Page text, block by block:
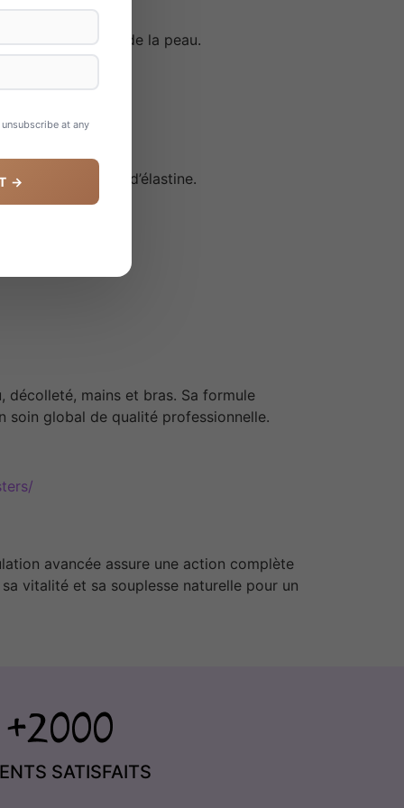
:
et la résilience de la peau.
de collagène et d’élastine.
décolleté, mains et bras. Sa formule
global de qualité professionnelle.
avancée assure une action complète
vitalité et sa souplesse naturelle pour un
SATISFAITS
at any
→